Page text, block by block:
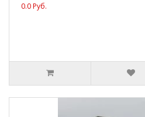
0.0 Руб.